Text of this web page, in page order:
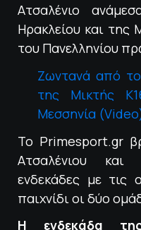
Ατσαλένιο
Ηρακλείου και της
του Πανελληνίου
Ζωντανά από
της Μικτής
Μεσσηνία
Το Primesport.gr
Ατσαλένιου
ενδεκάδες με τις
παιχνίδι οι δύο
Η ενδεκάδα